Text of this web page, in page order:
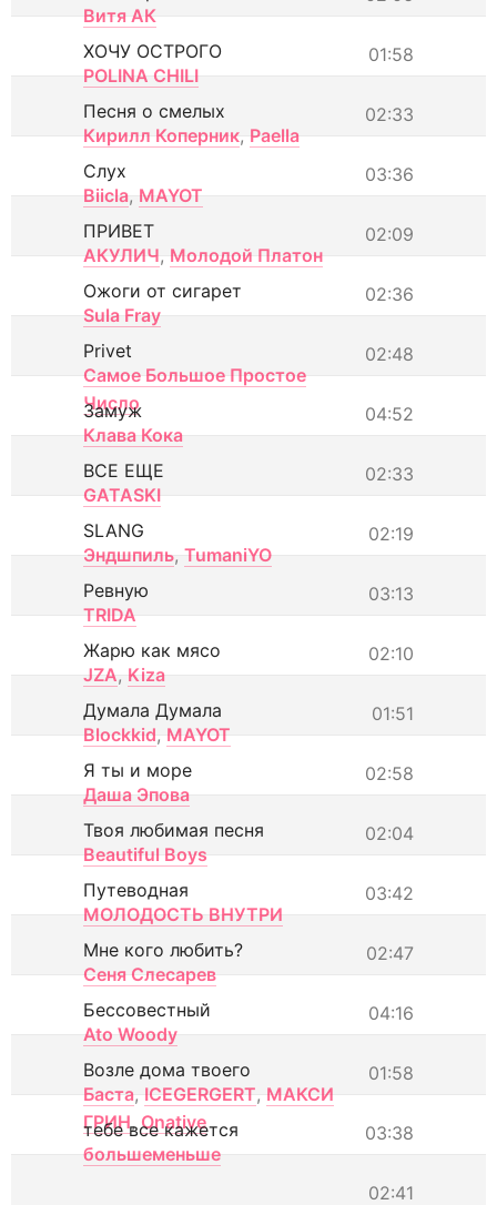
Витя АК
01:58
ХОЧУ ОСТРОГО
POLINA CHILI
02:33
Песня о смелых
Кирилл Коперник, Paella
03:36
Слух
Biicla, MAYOT
02:09
ПРИВЕТ
АКУЛИЧ, Молодой Платон
02:36
Ожоги от сигарет
Sula Fray
02:48
Privet
Самое Большое Простое
Число
04:52
Замуж
Клава Кока
02:33
ВСЕ ЕЩЕ
GATASKI
02:19
SLANG
Эндшпиль, TumaniYO
03:13
Ревную
TRIDA
02:10
Жарю как мясо
JZA, Kiza
01:51
Думала Думала
Blockkid, MAYOT
02:58
Я ты и море
Даша Эпова
02:04
Твоя любимая песня
Beautiful Boys
03:42
Путеводная
МОЛОДОСТЬ ВНУТРИ
02:47
Мне кого любить?
Сеня Слесарев
04:16
Бессовестный
Ato Woody
01:58
Возле дома твоего
Баста, ICEGERGERT, МАКСИ
ГРИН, Onative 03:38
тебе все кажется
большеменьше
02:41